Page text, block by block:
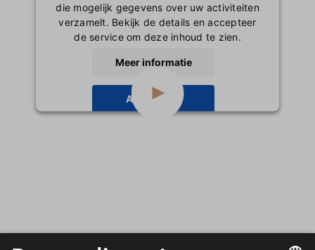
die mogelijk gegevens over uw activiteiten
verzamelt. Bekijk de details en accepteer
de service om deze inhoud te zien.
Meer informatie
Accepteren